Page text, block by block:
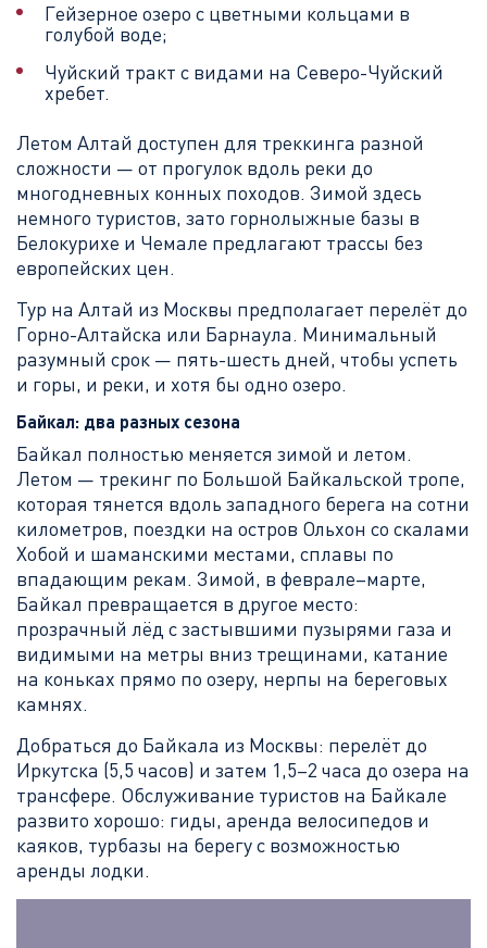
Гейзерное озеро с цветными кольцами в
голубой воде;
Чуйский тракт с видами на Северо-Чуйский
хребет.
Летом Алтай доступен для треккинга разной
сложности — от прогулок вдоль реки до
многодневных конных походов. Зимой здесь
немного туристов, зато горнолыжные базы в
Белокурихе и Чемале предлагают трассы без
европейских цен.
Тур на Алтай из Москвы предполагает перелёт до
Горно-Алтайска или Барнаула. Минимальный
разумный срок — пять-шесть дней, чтобы успеть
и горы, и реки, и хотя бы одно озеро.
Байкал: два разных сезона
Байкал полностью меняется зимой и летом.
Летом — трекинг по Большой Байкальской тропе,
которая тянется вдоль западного берега на сотни
километров, поездки на остров Ольхон со скалами
Хобой и шаманскими местами, сплавы по
впадающим рекам. Зимой, в феврале–марте,
Байкал превращается в другое место:
прозрачный лёд с застывшими пузырями газа и
видимыми на метры вниз трещинами, катание
на коньках прямо по озеру, нерпы на береговых
камнях.
Добраться до Байкала из Москвы: перелёт до
Иркутска (5,5 часов) и затем 1,5–2 часа до озера на
трансфере. Обслуживание туристов на Байкале
развито хорошо: гиды, аренда велосипедов и
каяков, турбазы на берегу с возможностью
аренды лодки.